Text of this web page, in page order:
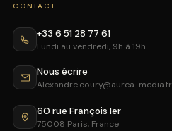
CONTACT
+33 6 51 28 77 61
Lundi au vendredi, 9h à 19h
Nous écrire
Alexandre.coury@aurea-media.fr
60 rue François Ier
75008 Paris, France